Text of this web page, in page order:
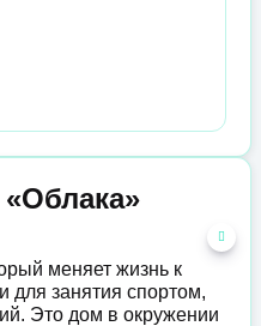
меняет жизнь к
для занятия спортом,
Это дом в окружении